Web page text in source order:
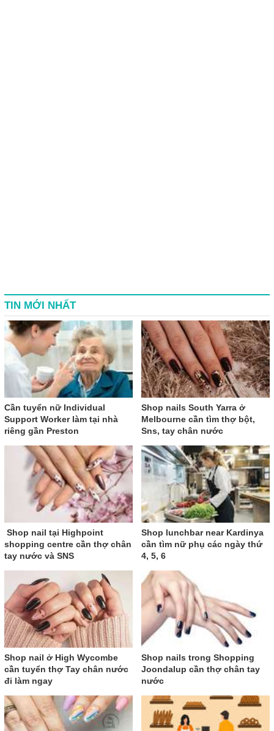
TIN MỚI NHẤT
Cần tuyển nữ Individual
Support Worker làm tại nhà
riêng gần Preston
Shop nails South Yarra ở
Melbourne cần tìm thợ bột,
Sns, tay chân nước
Shop nail tại Highpoint
shopping centre cần thợ chân
tay nước và SNS
Shop lunchbar near Kardinya
cần tìm nữ phụ các ngày thứ
4, 5, 6
Shop nail ở High Wycombe
cần tuyển thợ Tay chân nước
đi làm ngay
Shop nails trong Shopping
Joondalup cần thợ chân tay
nước